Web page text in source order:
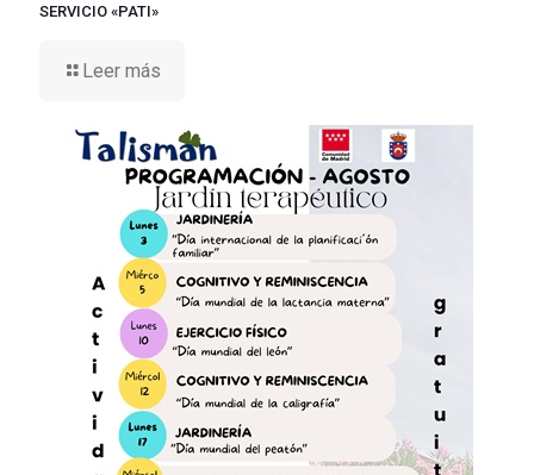
SERVICIO «PATI»
Leer más